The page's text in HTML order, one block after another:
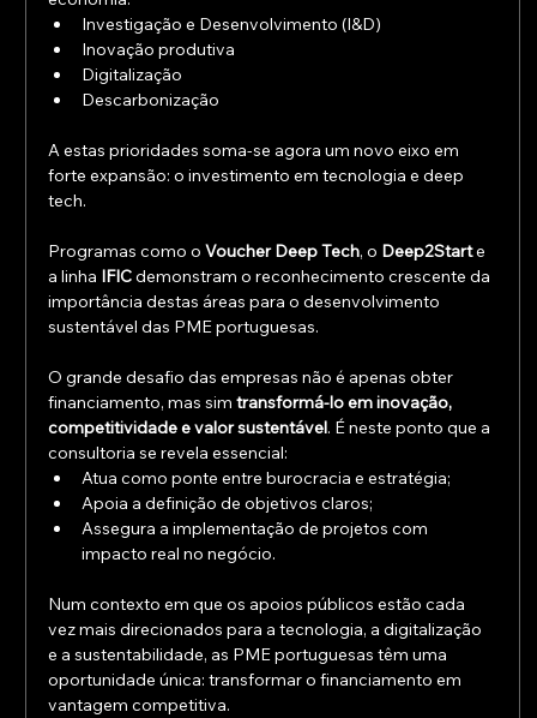
Investigação e Desenvolvimento (I&D)
Inovação produtiva
Digitalização
Descarbonização
A estas prioridades soma-se agora um novo eixo em
forte expansão: o investimento em tecnologia e deep
tech.
Programas como o Voucher Deep Tech, o Deep2Start e
a linha IFIC demonstram o reconhecimento crescente da
importância destas áreas para o desenvolvimento
sustentável das PME portuguesas.
O grande desafio das empresas não é apenas obter
financiamento, mas sim transformá-lo em inovação,
competitividade e valor sustentável. É neste ponto que a
consultoria se revela essencial:
Atua como ponte entre burocracia e estratégia;
Apoia a definição de objetivos claros;
Assegura a implementação de projetos com
impacto real no negócio.
Num contexto em que os apoios públicos estão cada
vez mais direcionados para a tecnologia, a digitalização
e a sustentabilidade, as PME portuguesas têm uma
oportunidade única: transformar o financiamento em
vantagem competitiva.